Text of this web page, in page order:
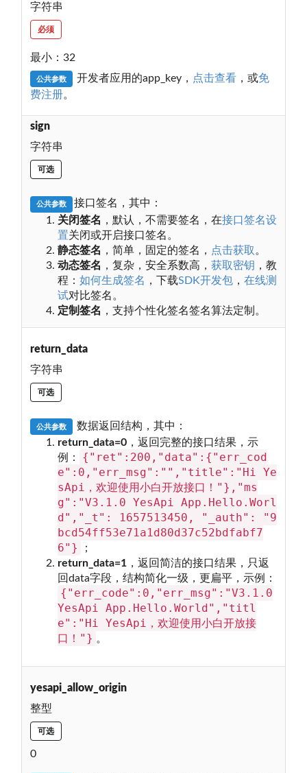
字符串
必须
最小：32
公共参数 开发者应用的app_key， 点击查看，或免
费注册。
sign
字符串
可选
公共参数
接口签名，其中：
关闭签名 ，默认，不需要签名，在接口签名设
置关闭或开启接口签名。
静态签名 ，简单，固定的签名， 点击获取 。
动态签名 ，复杂，安全系数高， 获取密钥 ，教
程： 如何生成签名 ，下载SDK开发包 ， 在线测
试对比签名。
定制签名 ，支持个性化签名签名算法定制。
return_data
字符串
可选
公共参数
数据返回结构，其中：
return_data=0 ，返回完整的接口结果，示
例：
{"ret":200,"data":{"err_cod
e":0,"err_msg":"","title":"Hi Ye
sApi，欢迎使用小白开放接口！"},"ms
g":"V3.1.0 YesApi App.Hello.Worl
d","_t": 1657513450, "_auth": "9
bcd54ff53e71a1d80d37c52bdfabf7
6"}
；
return_data=1 ，返回简洁的接口结果，只返
回data字段，结构简化一级，更扁平，示例：
{"err_code":0,"err_msg":"V3.1.0
YesApi App.Hello.World","titl
e":"Hi YesApi，欢迎使用小白开放接
口！"} 。
yesapi_allow_origin
整型
可选
0